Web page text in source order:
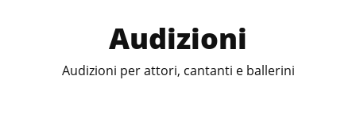
Audizioni
Audizioni per attori, cantanti e ballerini